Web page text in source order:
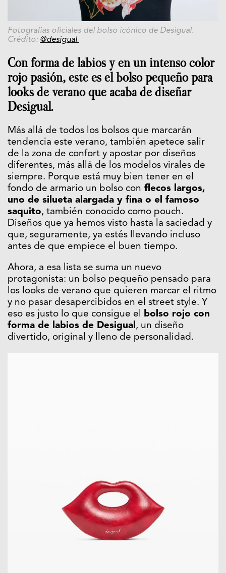
Fotografías oficiales del bolso icónico de Desigual.
Crédito: @desigual
Con forma de labios y en un intenso color
rojo pasión, este es el bolso pequeño para
looks de verano que acaba de diseñar
Desigual.
Más allá de todos los bolsos que marcarán
tendencia este verano, también apetece salir
de la zona de confort y apostar por diseños
diferentes, más allá de los modelos virales de
siempre. Porque está muy bien tener en el
fondo de armario un bolso con flecos largos,
uno de silueta alargada y fina o el famoso
saquito, también conocido como pouch.
Diseños que ya hemos visto hasta la saciedad y
que, seguramente, ya estés llevando incluso
antes de que empiece el buen tiempo.
Ahora, a esa lista se suma un nuevo
protagonista: un bolso pequeño pensado para
los looks de verano que quieren marcar el ritmo
y no pasar desapercibidos en el street style. Y
eso es justo lo que consigue el
bolso rojo con
forma de labios de Desigual , un diseño
divertido, original y lleno de personalidad.